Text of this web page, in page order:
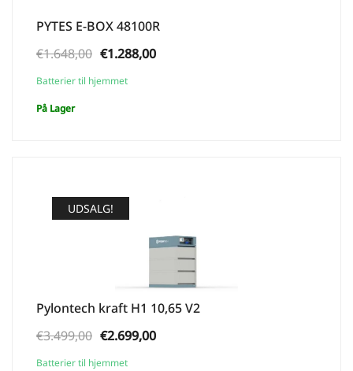
PYTES E-BOX 48100R
€1.648,00 Den
€1.288,00Den
Batterier til hjemmet
På Lager
UDSALG!
Pylontech kraft H1 10,65 V2
€3.499,00 Den
€2.699,00Den
Batterier til hjemmet